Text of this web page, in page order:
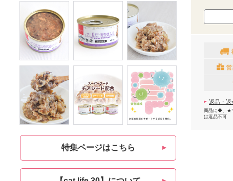
特集ページはこちら
返品・返
商品に◆、★
は返品不可